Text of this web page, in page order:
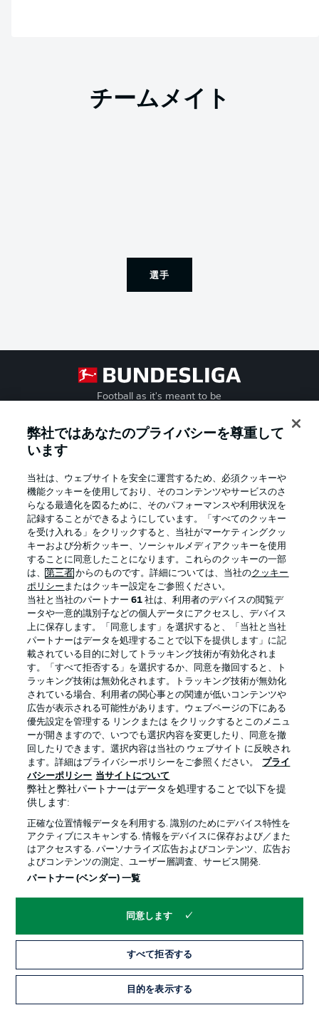
チームメイト
選手
Football as it's meant to be
Official Partners
プライバシー・ポリシー 優先設定を管理する
利用条件 放送局
求人 選手
当サイトについて
© 2026 Bundesliga-Gruppe GmbH
言語をお選びください
Display Mode
弊社ではあなたのプライバシーを尊重して
います
当社は、ウェブサイトを安全に運営するため、必須クッキーや
機能クッキーを使用しており、そのコンテンツやサービスのさ
らなる最適化を図るために、そのパフォーマンスや利用状況を
記録することができるようにしています。「すべてのクッキー
を受け入れる」をクリックすると、当社がマーケティングクッ
キーおよび分析クッキー、ソーシャルメディアクッキーを使用
することに同意したことになります。これらのクッキーの一部
は、第三者 からのものです。詳細については、当社のクッキー
ポリシー またはクッキー設定をご参照ください。
当社と当社のパートナー61 社は、利用者のデバイスの閲覧デ
ータや一意的識別子などの個人データにアクセスし、デバイス
上に保存します。「同意します」を選択すると、「当社と当社
パートナーはデータを処理することで以下を提供します」に記
載されている目的に対してトラッキング技術が有効化されま
す。「すべて拒否する」を選択するか、同意を撤回すると、ト
ラッキング技術は無効化されます。トラッキング技術が無効化
されている場合、利用者の関心事との関連が低いコンテンツや
広告が表示される可能性があります。ウェブページの下にある
優先設定を管理する リンクまたは をクリックするとこのメニュ
ーが開きますので、いつでも選択内容を変更したり、同意を撤
回したりできます。選択内容は当社の ウェブサイト に反映され
ます。詳細はプライバシーポリシーをご参照ください。
プライ
バシーポリシー 当サイトについて
弊社と弊社パートナーはデータを処理することで以下を提
供します:
正確な位置情報データを利用する. 識別のためにデバイス特性を
アクティブにスキャンする. 情報をデバイスに保存および／また
はアクセスする. パーソナライズ広告およびコンテンツ、広告お
よびコンテンツの測定、ユーザー層調査、サービス開発.
パートナー (ベンダー) 一覧
同意します
すべて拒否する
目的を表示する